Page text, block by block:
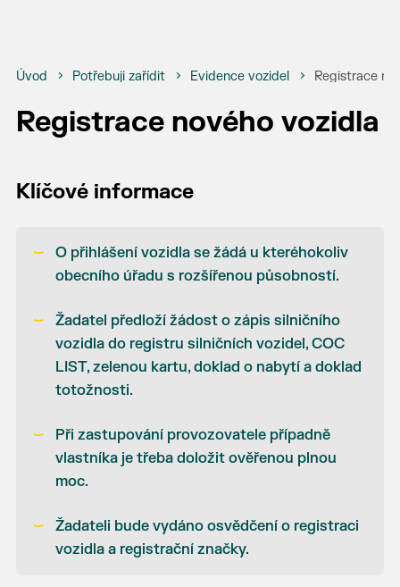
Úvod Potřebuji zařídit Evidence vozidel Registrace
Registrace nového vozidla
Klíčové informace
O přihlášení vozidla se žádá u kteréhokoliv
obecního úřadu s rozšířenou působností.
Žadatel předloží žádost o zápis silničního
vozidla do registru silničních vozidel, COC
LIST, zelenou kartu, doklad o nabytí a doklad
totožnosti.
Při zastupování provozovatele případně
vlastníka je třeba doložit ověřenou plnou
moc.
Žadateli bude vydáno osvědčení o registraci
vozidla a registrační značky.